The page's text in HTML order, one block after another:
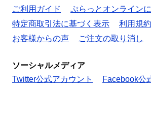
ご利用ガイド
ぷらっとオンライン
特定商取引法に基づく表示
利用規約
お客様からの声
ご注文の取り消し
ソーシャルメディア
Twitter公式アカウント
Facebook公